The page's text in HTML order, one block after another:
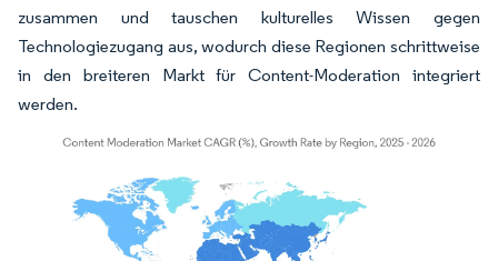
zusammen und tauschen kulturelles Wissen gegen
Technologiezugang aus, wodurch diese Regionen schrittweise
in den breiteren Markt für Content-Moderation integriert
werden.